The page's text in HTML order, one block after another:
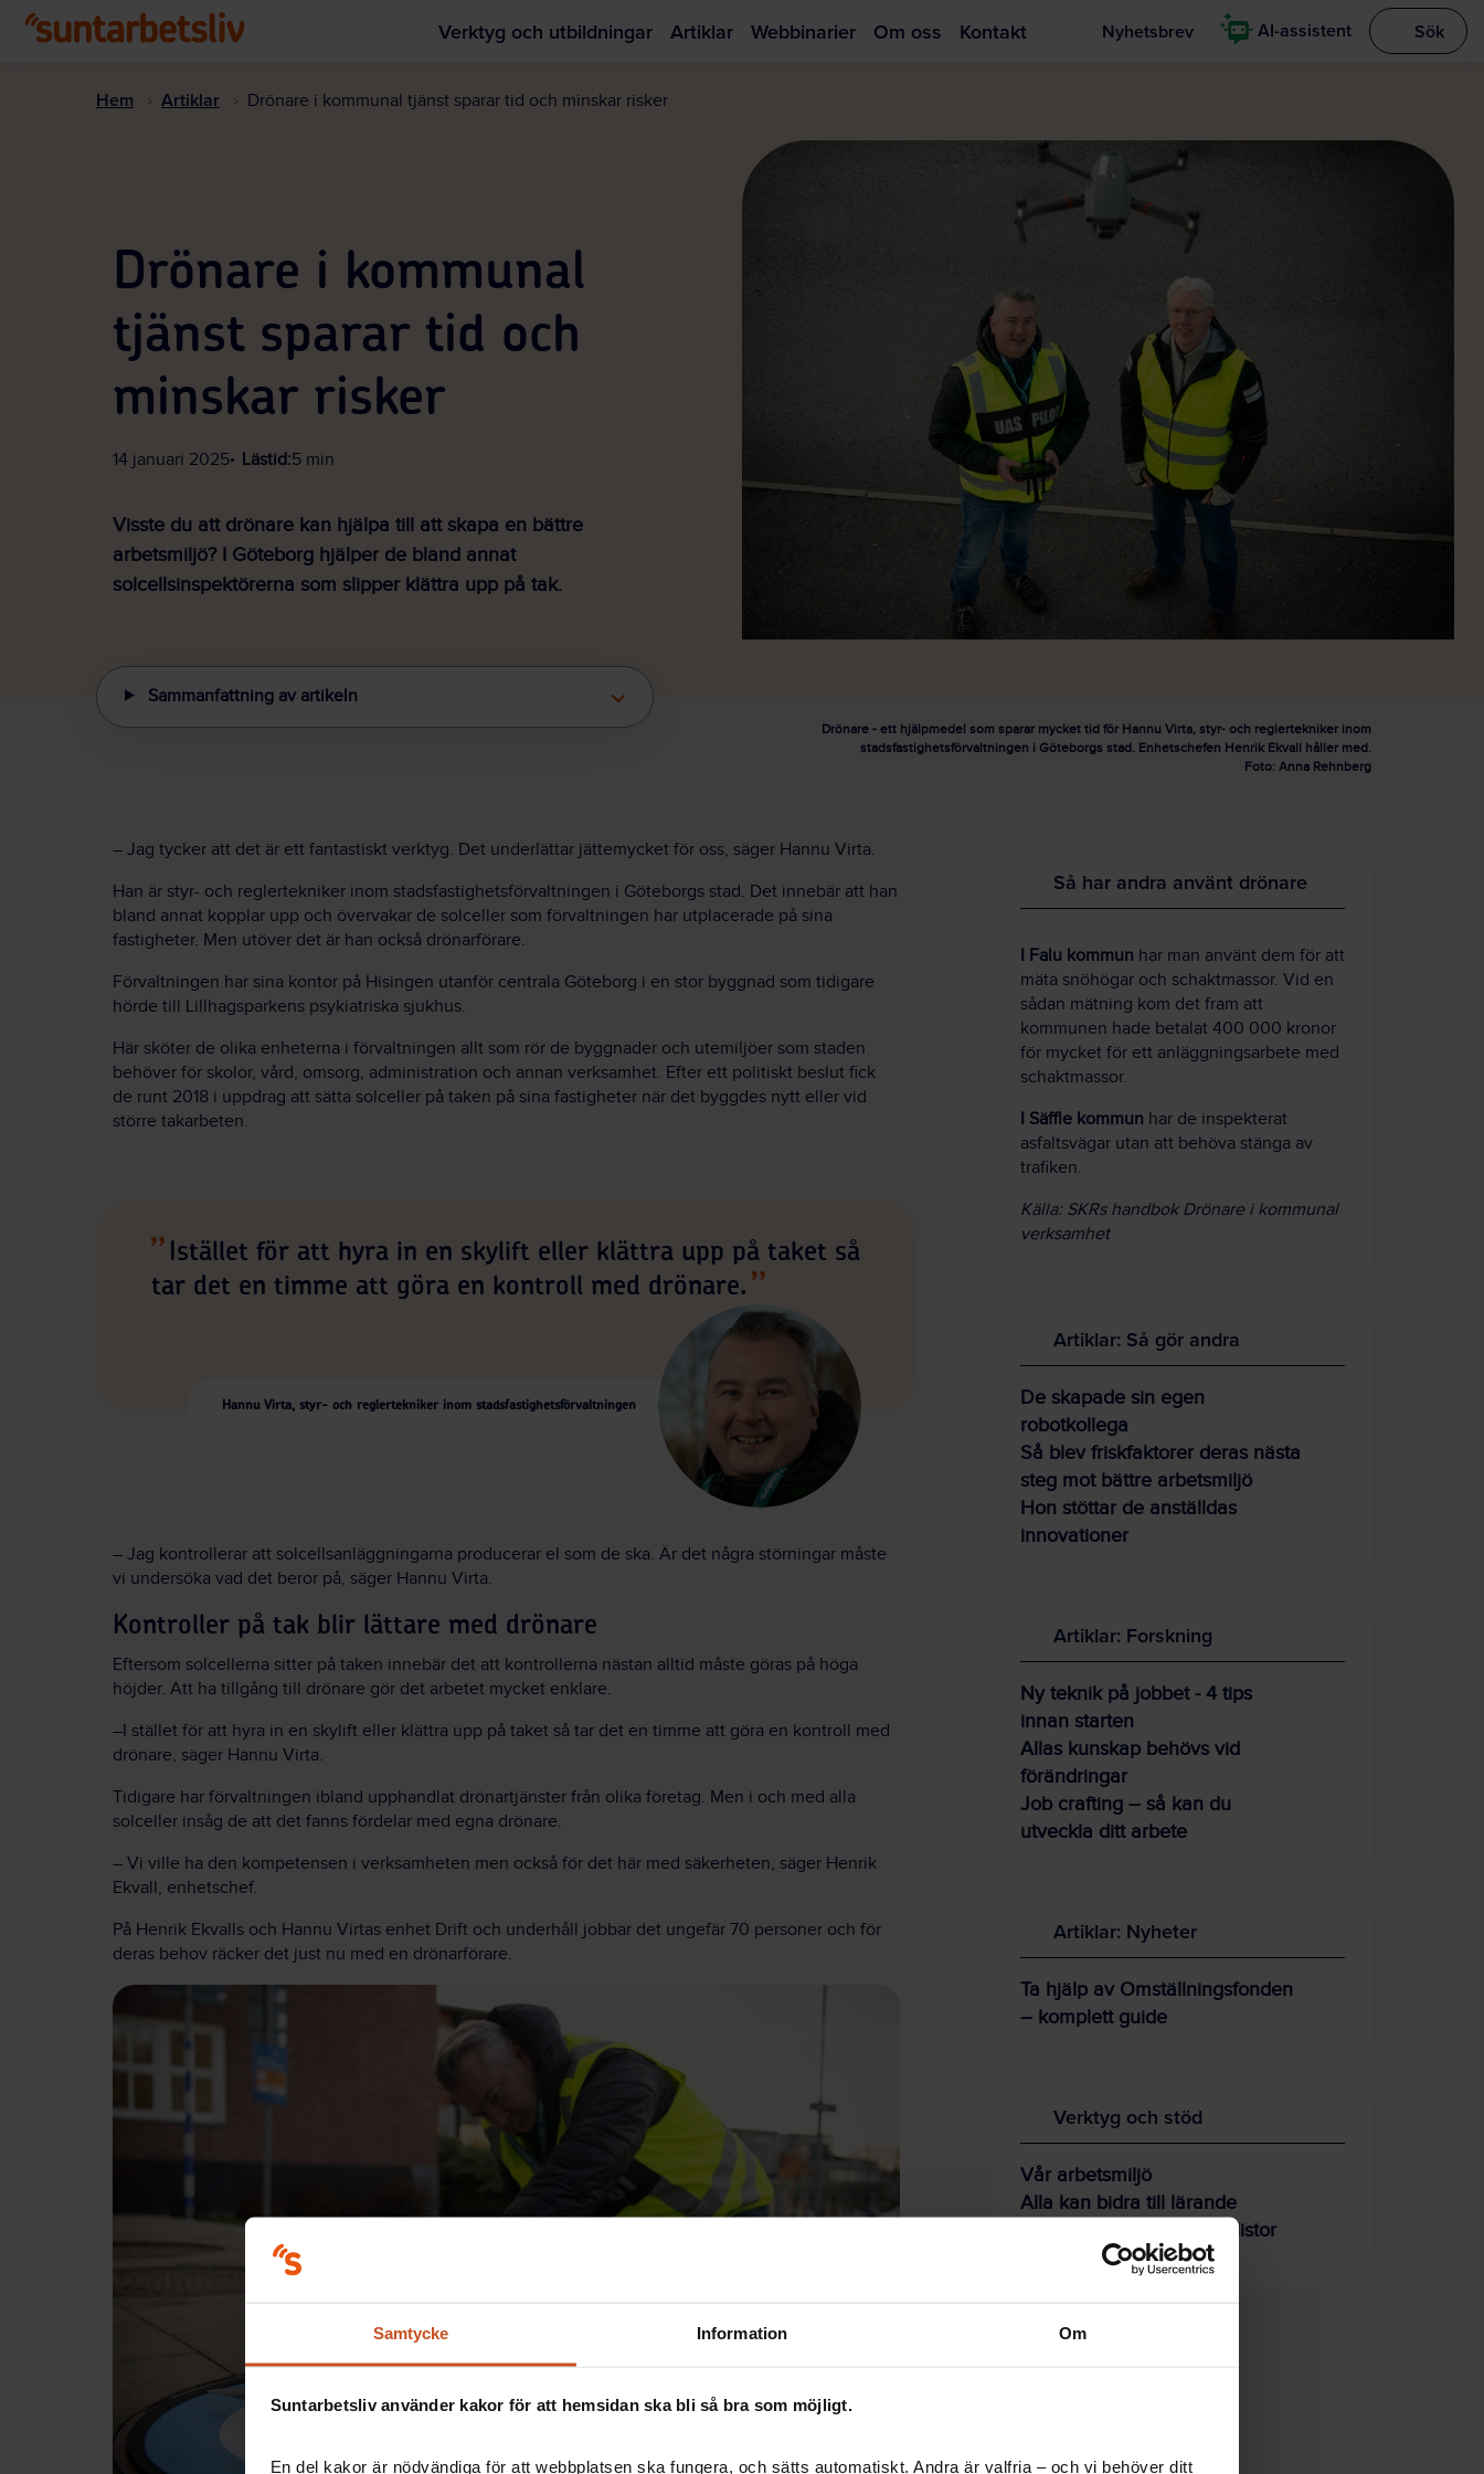
Samtycke Information Om
Suntarbetsliv använder kakor för att hemsidan ska bli så bra som möjligt.
En del kakor är nödvändiga för att webbplatsen ska fungera, och sätts automatiskt. Andra är valfria – och vi behöver ditt
Verktyg och utbildningar Artiklar Webbinarier Om oss Kontakt Nyhetsbrev AI-assistent Visa
Sök
Hem Artiklar Drönare i kommunal tjänst sparar tid och minskar risker
Drönare i kommunal
tjänst sparar tid och
minskar risker
14 januari 2025 Lästid:5 min
Visste du att drönare kan hjälpa till att skapa en bättre
arbetsmiljö? I Göteborg hjälper de bland annat
solcellsinspektörerna som slipper klättra upp på tak.
Drönare - ett hjälpmedel som sparar mycket tid för Hannu Virta, styr- och reglertekniker inom
stadsfastighetsförvaltningen i Göteborgs stad. Enhetschefen Henrik Ekvall håller med.
Foto: Anna Rehnberg
Sammanfattning av artikeln
– Jag tycker att det är ett fantastiskt verktyg. Det underlättar jättemycket för oss, säger Hannu Virta.
Han är styr- och reglertekniker inom stadsfastighetsförvaltningen i Göteborgs stad. Det innebär att han
bland annat kopplar upp och övervakar de solceller som förvaltningen har utplacerade på sina
fastigheter. Men utöver det är han också drönarförare.
Förvaltningen har sina kontor på Hisingen utanför centrala Göteborg i en stor byggnad som tidigare
hörde till Lillhagsparkens psykiatriska sjukhus.
Här sköter de olika enheterna i förvaltningen allt som rör de byggnader och utemiljöer som staden
behöver för skolor, vård, omsorg, administration och annan verksamhet. Efter ett politiskt beslut fick
de runt 2018 i uppdrag att sätta solceller på taken på sina fastigheter när det byggdes nytt eller vid
större takarbeten.
Istället för att hyra in en skylift eller klättra upp på taket så
tar det en timme att göra en kontroll med drönare.
Hannu Virta, styr- och reglertekniker inom stadsfastighetsförvaltningen
– Jag kontrollerar att solcellsanläggningarna producerar el som de ska. Är det några störningar måste
vi undersöka vad det beror på, säger Hannu Virta.
Kontroller på tak blir lättare med drönare
Eftersom solcellerna sitter på taken innebär det att kontrollerna nästan alltid måste göras på höga
höjder. Att ha tillgång till drönare gör det arbetet mycket enklare.
–I stället för att hyra in en skylift eller klättra upp på taket så tar det en timme att göra en kontroll med
drönare, säger Hannu Virta.
Tidigare har förvaltningen ibland upphandlat drönartjänster från olika företag. Men i och med alla
solceller insåg de att det fanns fördelar med egna drönare.
– Vi ville ha den kompetensen i verksamheten men också för det här med säkerheten, säger Henrik
Ekvall, enhetschef.
På Henrik Ekvalls och Hannu Virtas enhet Drift och underhåll jobbar det ungefär 70 personer och för
deras behov räcker det just nu med en drönarförare.
Så har andra använt drönare
I Falu kommun har man använt dem för att
mäta snöhögar och schaktmassor. Vid en
sådan mätning kom det fram att
kommunen hade betalat 400 000 kronor
för mycket för ett anläggningsarbete med
schaktmassor.
I Säffle kommun har de inspekterat
asfaltsvägar utan att behöva stänga av
trafiken.
Källa: SKRs handbok Drönare i kommunal
verksamhet
Artiklar: Så gör andra
De skapade sin egen
robotkollega
Så blev friskfaktorer deras nästa
steg mot bättre arbetsmiljö
Hon stöttar de anställdas
innovationer
Artiklar: Forskning
Ny teknik på jobbet - 4 tips
innan starten
Allas kunskap behövs vid
förändringar
Job crafting – så kan du
utveckla ditt arbete
Artiklar: Nyheter
Ta hjälp av Omställningsfonden
– komplett guide
Verktyg och stöd
Vår arbetsmiljö
Alla kan bidra till lärande
Skyddsronder och checklistor